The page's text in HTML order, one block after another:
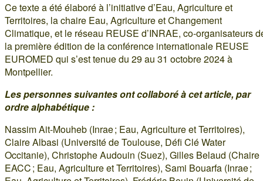
Ce texte a été élaboré à l’initiative d’Eau, Agriculture et
Territoires, la chaire Eau, Agriculture et Changement
Climatique, et le réseau REUSE d’INRAE, co-organisateurs
la première édition de la conférence internationale REUSE
EUROMED qui s’est tenue du 29 au 31 octobre 2024 à
Montpellier.
Les personnes suivantes ont collaboré à cet article, par
ordre alphabétique :
Nassim Ait-Mouheb (Inrae ; Eau, Agriculture et Territoires),
Claire Albasi (Université de Toulouse, Défi Clé Water
Occitanie), Christophe Audouin (Suez), Gilles Belaud (Chaire
EACC ; Eau, Agriculture et Territoires), Sami Bouarfa (Inrae ;